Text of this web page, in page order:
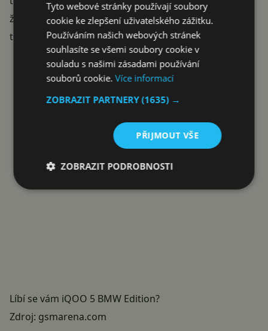
že zarytí fanoušci německé automobilky budou
telefonem nadšeni.
Reklama
Líbí se vám iQOO 5 BMW Edition?
Zdroj: gsmarena.com
Tyto webové stránky používají soubory
cookie ke zlepšení uživatelského zážitku.
Používáním našich webových stránek
souhlasíte se všemi soubory cookie v
souladu s našimi zásadami používání
souborů cookie.Více informací
ZOBRAZIT PARTNERY(1635) →
PŘIJMOUT VŠE
ZOBRAZIT PODROBNOSTI